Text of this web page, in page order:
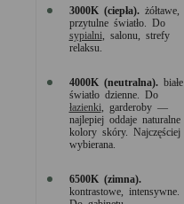
3000K (ciepła).
żółtawe,
przytulne światło. Do
sypialni , salonu, strefy
relaksu.
4000K (neutralna).
białe
światło dzienne. Do
łazienki , garderoby —
najlepiej oddaje naturalne
kolory skóry. Najczęściej
wybierana.
6500K (zimna).
kontrastowe, intensywne.